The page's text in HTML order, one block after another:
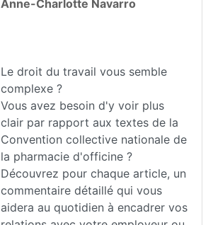
Anne-Charlotte Navarro
Le droit du travail vous semble
complexe ?
Vous avez besoin d'y voir plus
clair par rapport aux textes de la
Convention collective nationale de
la pharmacie d'officine ?
Découvrez pour chaque article, un
commentaire détaillé qui vous
aidera au quotidien à encadrer vos